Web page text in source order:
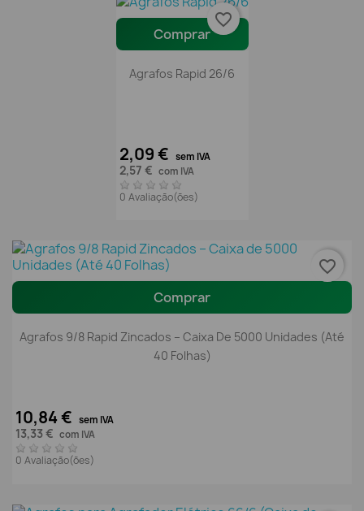
Comprar
Agrafos Rapid 26/6
2,09 € sem IVA
2,57 € com IVA
0 Avaliação(ões)
favorite_border
Comprar
Agrafos 9/8 Rapid Zincados – Caixa De 5000 Unidades (Até
40 Folhas)
10,84 € sem IVA
13,33 € com IVA
0 Avaliação(ões)
favorite_border